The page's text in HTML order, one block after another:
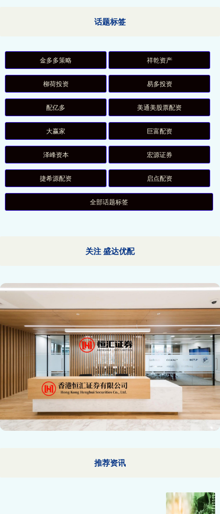
话题标签
金多多策略 祥乾资产
柳荷投资 易多投资
配亿多 美通美股票配资
大赢家 巨富配资
泽峰资本 宏源证券
捷希源配资 启点配资
全部话题标签
关注 盛达优配
推荐资讯